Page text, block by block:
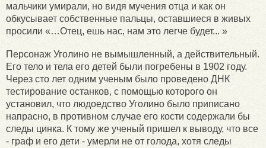
мальчики умирали, но видя мучения отца и как он
обкусывает собственные пальцы, оставшиеся в живых
просили «…Отец, ешь нас, нам это легче будет... »
Персонаж Уголино не вымышленный, а действительный.
Его тело и тела его детей были погребены в 1902 году.
Через сто лет одним ученым было проведено ДНК
тестирование останков, с помощью которого он
установил, что людоедство Уголино было приписано
напрасно, в противном случае его кости содержали бы
следы цинка. К тому же ученый пришел к выводу, что все
- граф и его дети - умерли не от голода, хотя следы